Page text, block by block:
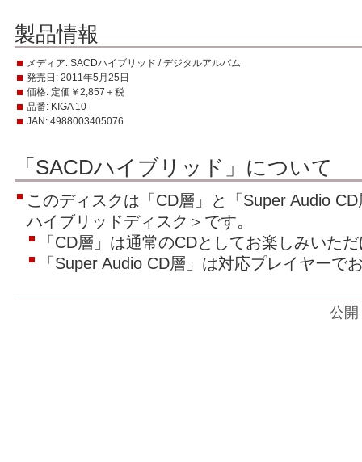
製品情報
メディア: SACDハイブリッド / デジタルアルバム
発売日: 2011年5月25日
価格: 定価￥2,857＋税
品番: KIGA 10
JAN: 4988003405076
「SACDハイブリッド」について
このディスクは「CD層」と「Super Audio
ハイブリッドディスク＞です。
「CD層」は通常のCDとしてお楽しみいた
「Super Audio CD層」は対応プレイヤーで
公開